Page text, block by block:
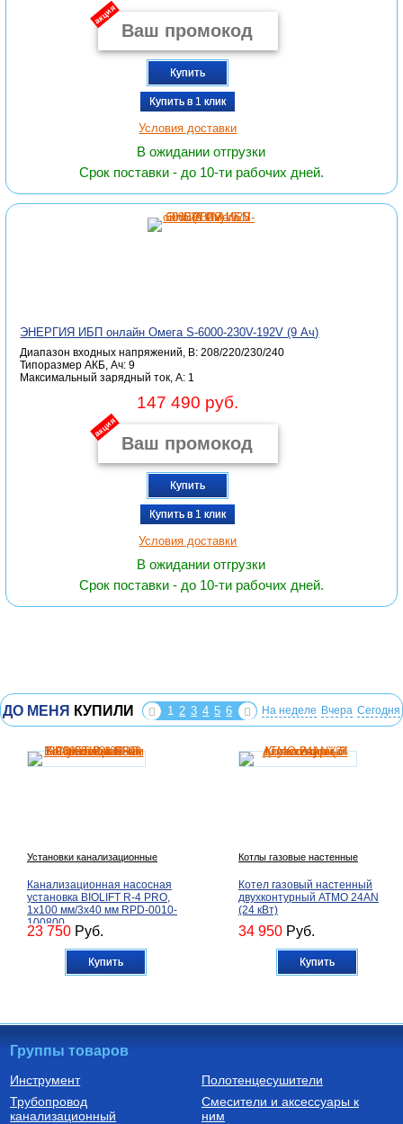
акция
Купить
Купить в 1 клик
Условия доставки
В ожидании отгрузки
Срок поставки - до 10-ти рабочих дней.
ЭНЕРГИЯ ИБП онлайн Омега S-6000-230V-192V (9 Ач)
Диапазон входных напряжений, В: 208/220/230/240
Типоразмер АКБ, Ач: 9
Максимальный зарядный ток, А: 1
147 490 руб.
акция
Купить
Купить в 1 клик
Условия доставки
В ожидании отгрузки
Срок поставки - до 10-ти рабочих дней.
ДО МЕНЯ КУПИЛИ 1 2 3 4 5 6 На неделе Вчера Сегодня
Установки канализационные
Канализационная насосная
установка BIOLIFT R-4 PRO,
1х100 мм/3х40 мм RPD-0010-
100800
23 750 Руб.
Купить
Котлы газовые настенные
Котел газовый настенный
двухконтурный ATMO 24AN
(24 кВт)
34 950 Руб.
Купить
Автоматика для насосов Котлы газовые настенные
Группы товаров
Инструмент
Трубопровод
канализационный
Полотенцесушители
Смесители и аксессуары к
ним